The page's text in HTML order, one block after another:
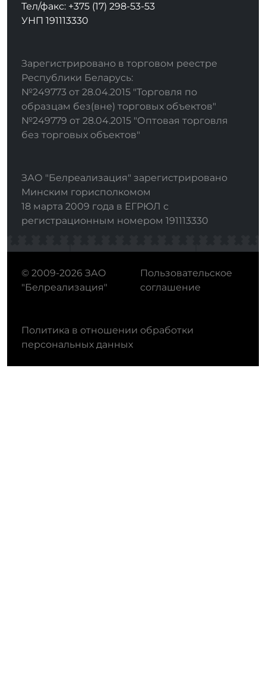
Тел/факс: +375 (17) 298-53-53
УНП 191113330
Зарегистрировано в торговом реестре
Республики Беларусь:
№249773 от 28.04.2015 "Торговля по
образцам без(вне) торговых объектов"
№249779 от 28.04.2015 "Оптовая торговля
без торговых объектов"
ЗАО "Белреализация" зарегистрировано
Минским горисполкомом
18 марта 2009 года в ЕГРЮЛ с
регистрационным номером 191113330
© 2009-2026 ЗАО
"Белреализация"
Пользовательское
соглашение
Политика в отношении обработки
персональных данных